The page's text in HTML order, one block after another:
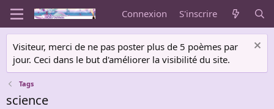
Connexion S'inscrire
Visiteur, merci de ne pas poster plus de 5 poèmes par
jour. Ceci dans le but d'améliorer la visibilité du site.
Tags
science